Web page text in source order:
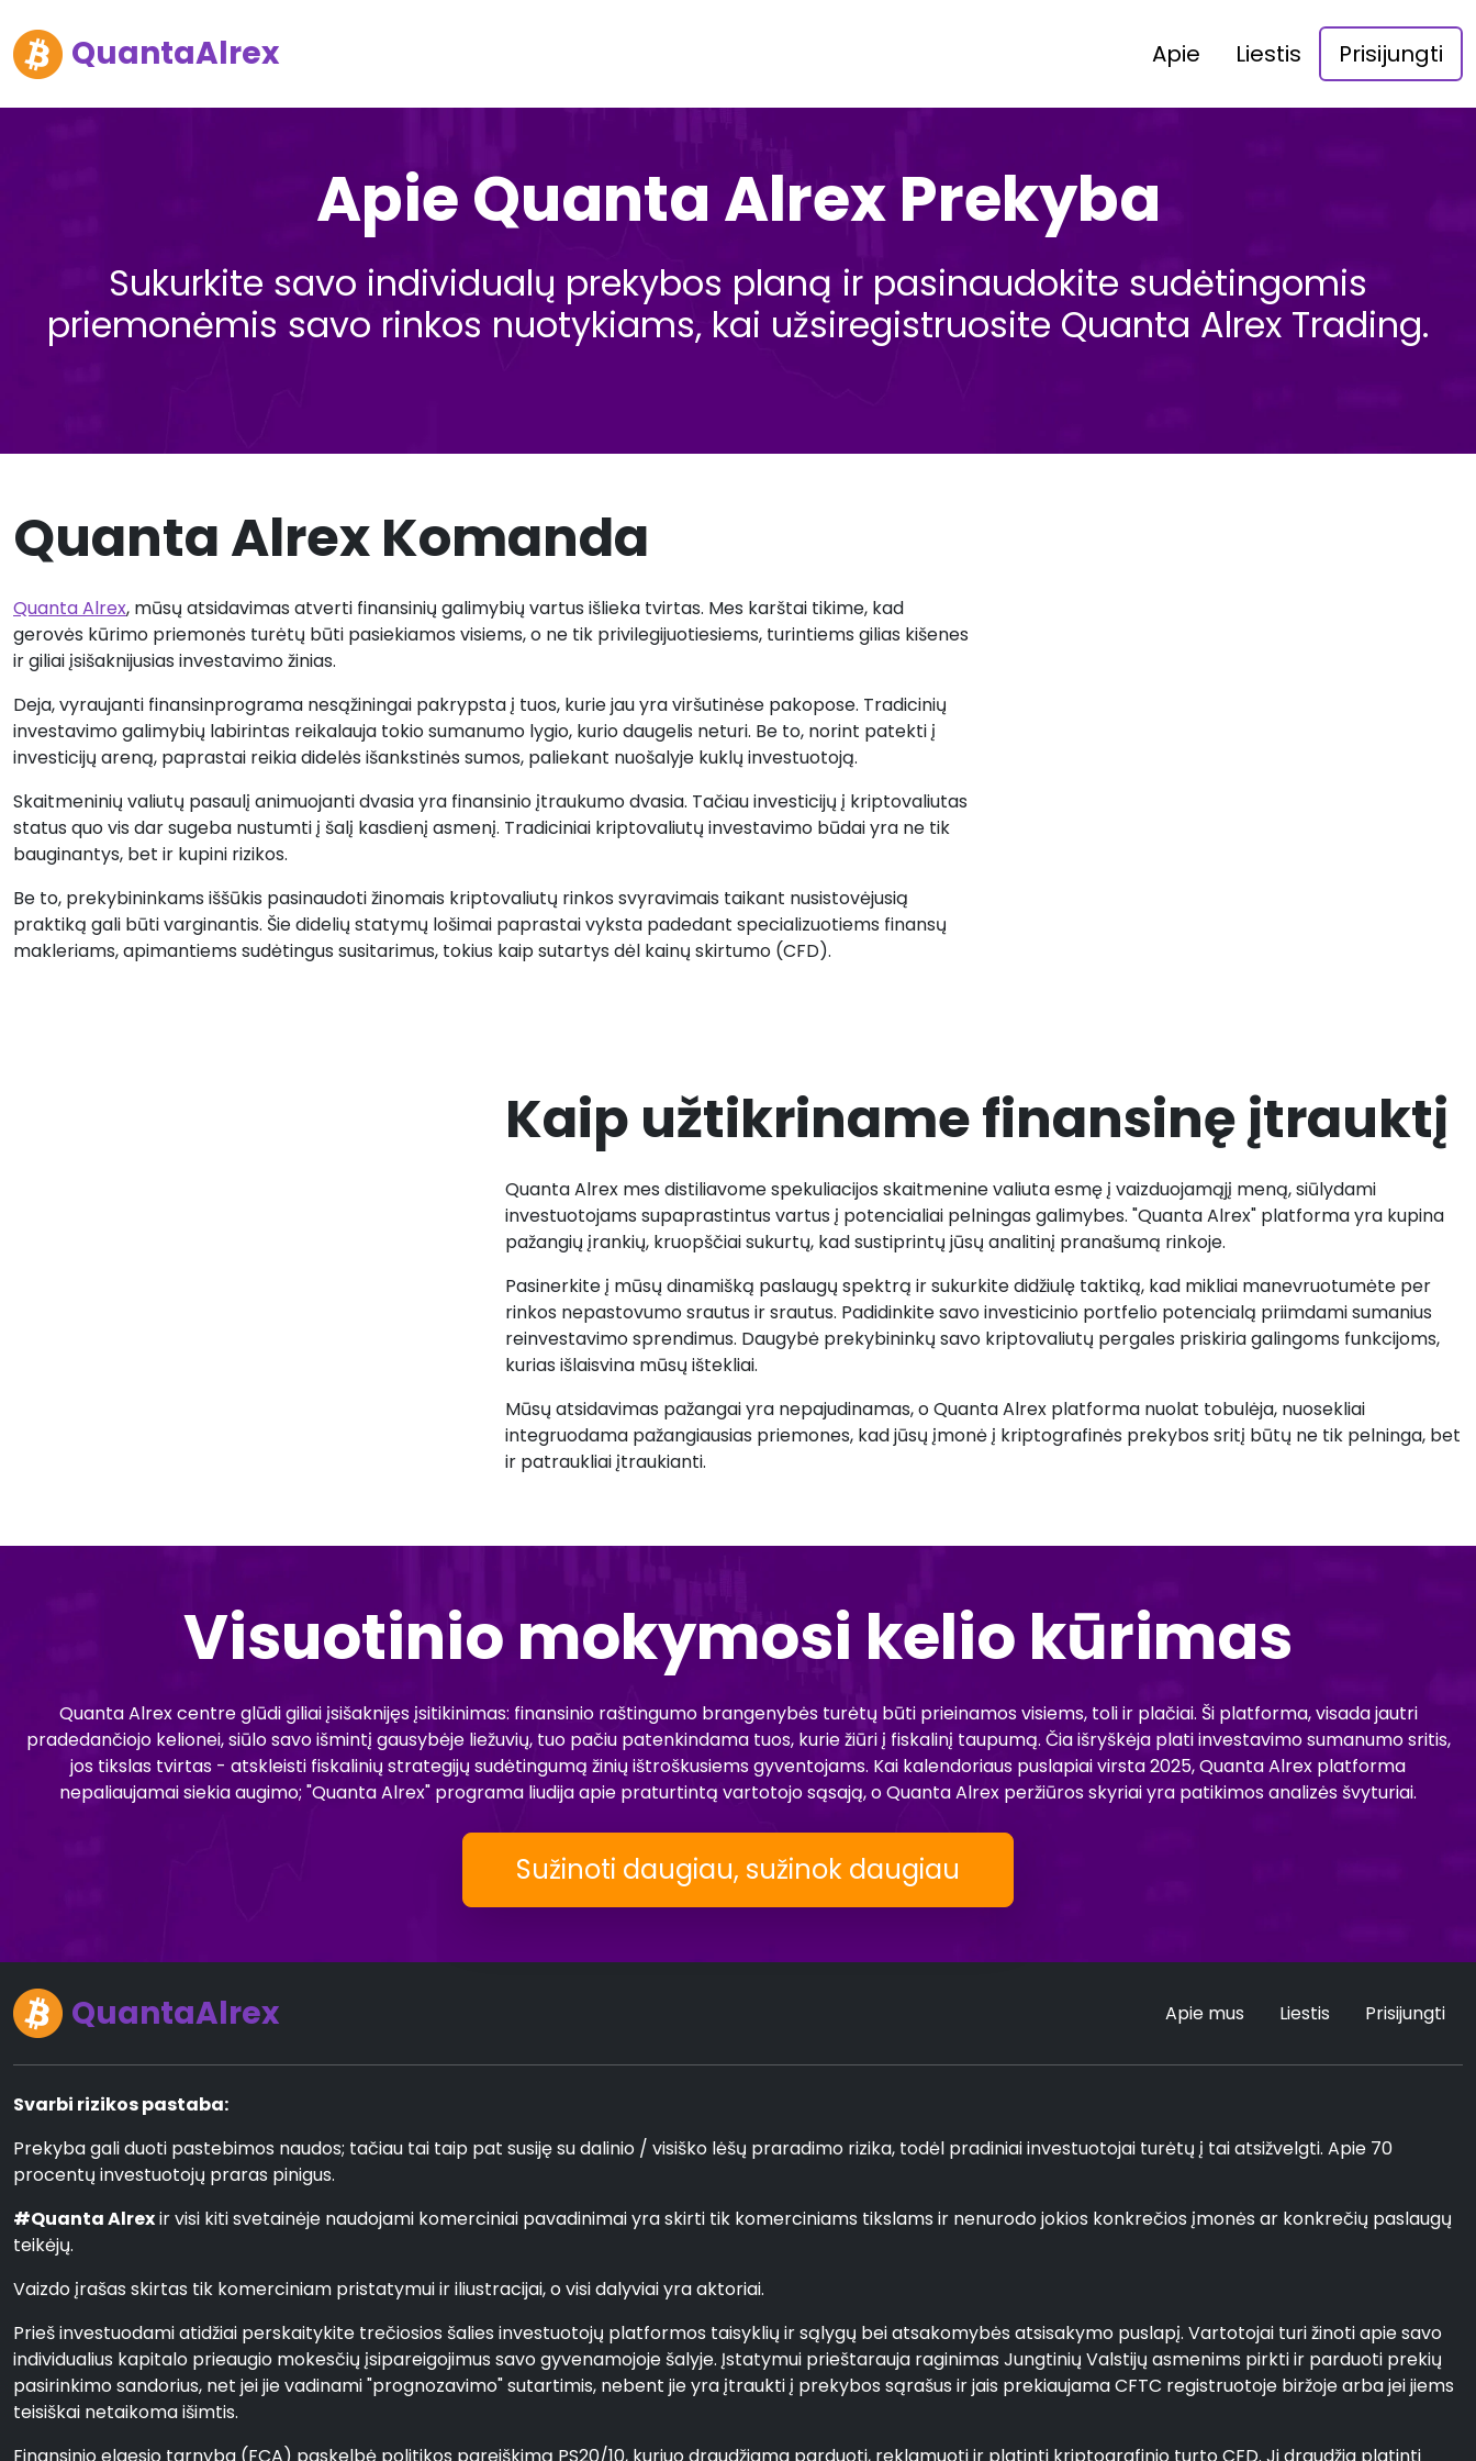
QuantaAlrex Apie Liestis Prisijungti
Apie Quanta Alrex Prekyba
Sukurkite savo individualų prekybos planą ir pasinaudokite sudėtingomis
priemonėmis savo rinkos nuotykiams, kai užsiregistruosite Quanta Alrex Trading.
Quanta Alrex Komanda
Quanta Alrex, mūsų atsidavimas atverti finansinių galimybių vartus išlieka tvirtas. Mes karštai tikime, kad
gerovės kūrimo priemonės turėtų būti pasiekiamos visiems, o ne tik privilegijuotiesiems, turintiems gilias kišenes
ir giliai įsišaknijusias investavimo žinias.
Deja, vyraujanti finansinprograma nesąžiningai pakrypsta į tuos, kurie jau yra viršutinėse pakopose. Tradicinių
investavimo galimybių labirintas reikalauja tokio sumanumo lygio, kurio daugelis neturi. Be to, norint patekti į
investicijų areną, paprastai reikia didelės išankstinės sumos, paliekant nuošalyje kuklų investuotoją.
Skaitmeninių valiutų pasaulį animuojanti dvasia yra finansinio įtraukumo dvasia. Tačiau investicijų į kriptovaliutas
status quo vis dar sugeba nustumti į šalį kasdienį asmenį. Tradiciniai kriptovaliutų investavimo būdai yra ne tik
bauginantys, bet ir kupini rizikos.
Be to, prekybininkams iššūkis pasinaudoti žinomais kriptovaliutų rinkos svyravimais taikant nusistovėjusią
praktiką gali būti varginantis. Šie didelių statymų lošimai paprastai vyksta padedant specializuotiems finansų
makleriams, apimantiems sudėtingus susitarimus, tokius kaip sutartys dėl kainų skirtumo (CFD).
Kaip užtikriname finansinę įtrauktį
Quanta Alrex mes distiliavome spekuliacijos skaitmenine valiuta esmę į vaizduojamąjį meną, siūlydami
investuotojams supaprastintus vartus į potencialiai pelningas galimybes. "Quanta Alrex" platforma yra kupina
pažangių įrankių, kruopščiai sukurtų, kad sustiprintų jūsų analitinį pranašumą rinkoje.
Pasinerkite į mūsų dinamišką paslaugų spektrą ir sukurkite didžiulę taktiką, kad mikliai manevruotumėte per
rinkos nepastovumo srautus ir srautus. Padidinkite savo investicinio portfelio potencialą priimdami sumanius
reinvestavimo sprendimus. Daugybė prekybininkų savo kriptovaliutų pergales priskiria galingoms funkcijoms,
kurias išlaisvina mūsų ištekliai.
Mūsų atsidavimas pažangai yra nepajudinamas, o Quanta Alrex platforma nuolat tobulėja, nuosekliai
integruodama pažangiausias priemones, kad jūsų įmonė į kriptografinės prekybos sritį būtų ne tik pelninga, bet
ir patraukliai įtraukianti.
Visuotinio mokymosi kelio kūrimas
Quanta Alrex centre glūdi giliai įsišaknijęs įsitikinimas: finansinio raštingumo brangenybės turėtų būti prieinamos visiems, toli ir plačiai. Ši platforma, visada jautri
pradedančiojo kelionei, siūlo savo išmintį gausybėje liežuvių, tuo pačiu patenkindama tuos, kurie žiūri į fiskalinį taupumą. Čia išryškėja plati investavimo sumanumo sritis,
jos tikslas tvirtas - atskleisti fiskalinių strategijų sudėtingumą žinių ištroškusiems gyventojams. Kai kalendoriaus puslapiai virsta 2025, Quanta Alrex platforma
nepaliaujamai siekia augimo; "Quanta Alrex" programa liudija apie praturtintą vartotojo sąsają, o Quanta Alrex peržiūros skyriai yra patikimos analizės švyturiai.
Sužinoti daugiau, sužinok daugiau
QuantaAlrex Apie mus Liestis Prisijungti
Svarbi rizikos pastaba:
Prekyba gali duoti pastebimos naudos; tačiau tai taip pat susiję su dalinio / visiško lėšų praradimo rizika, todėl pradiniai investuotojai turėtų į tai atsižvelgti. Apie 70
procentų investuotojų praras pinigus.
#Quanta Alrexir visi kiti svetainėje naudojami komerciniai pavadinimai yra skirti tik komerciniams tikslams ir nenurodo jokios konkrečios įmonės ar konkrečių paslaugų
teikėjų.
Vaizdo įrašas skirtas tik komerciniam pristatymui ir iliustracijai, o visi dalyviai yra aktoriai.
Prieš investuodami atidžiai perskaitykite trečiosios šalies investuotojų platformos taisyklių ir sąlygų bei atsakomybės atsisakymo puslapį. Vartotojai turi žinoti apie savo
individualius kapitalo prieaugio mokesčių įsipareigojimus savo gyvenamojoje šalyje. Įstatymui prieštarauja raginimas Jungtinių Valstijų asmenims pirkti ir parduoti prekių
pasirinkimo sandorius, net jei jie vadinami "prognozavimo" sutartimis, nebent jie yra įtraukti į prekybos sąrašus ir jais prekiaujama CFTC registruotoje biržoje arba jei jiems
teisiškai netaikoma išimtis.